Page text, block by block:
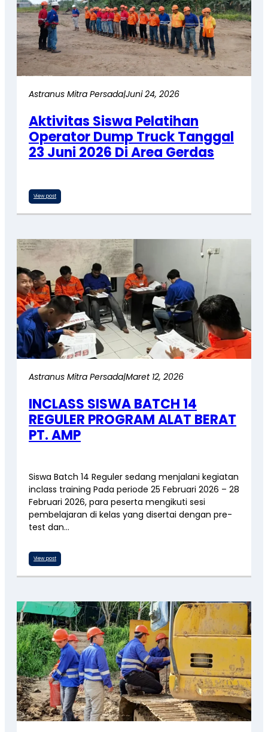
Astranus Mitra Persada|Juni 24, 2026
Aktivitas Siswa Pelatihan
Operator Dump Truck Tanggal
23 Juni 2026 Di Area Gerdas
View post
Astranus Mitra Persada|Maret 12, 2026
INCLASS SISWA BATCH 14
REGULER PROGRAM ALAT BERAT
PT. AMP
Siswa Batch 14 Reguler sedang menjalani kegiatan
inclass training Pada periode 25 Februari 2026 – 28
Februari 2026, para peserta mengikuti sesi
pembelajaran di kelas yang disertai dengan pre-
test dan…
View post